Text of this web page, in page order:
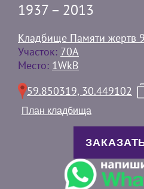
1937 – 2013
Кладбище Памяти жертв
Участок: 70А
Место: 1WkB
59.850319, 30.449102
План кладбища